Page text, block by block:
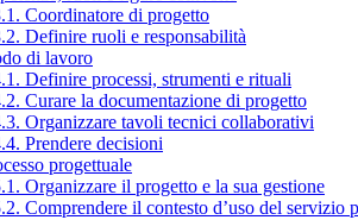
Coordinatore di progetto
Definire ruoli e responsabilità
di lavoro
Definire processi, strumenti e rituali
Curare la documentazione di progetto
Organizzare tavoli tecnici collaborativi
Prendere decisioni
progettuale
Organizzare il progetto e la sua gestione
Comprendere il contesto d’uso del servizio